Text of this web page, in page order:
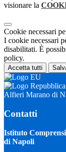
visionare la
Cookie necessari
I cookie necessari
disabilitati. È
policy.
Accetta tutti
Alfieri Marano di
Contatti
Istituto
di Napoli